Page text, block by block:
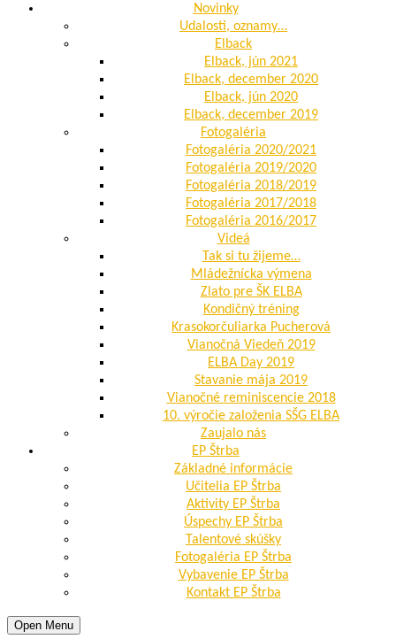
Novinky
Udalosti, oznamy…
Elback
Elback, jún 2021
Elback, december 2020
Elback, jún 2020
Elback, december 2019
Fotogaléria
Fotogaléria 2020/2021
Fotogaléria 2019/2020
Fotogaléria 2018/2019
Fotogaléria 2017/2018
Fotogaléria 2016/2017
Videá
Tak si tu žijeme…
Mládežnícka výmena
Zlato pre ŠK ELBA
Kondičný tréning
Krasokorčuliarka Pucherová
Vianočná Viedeň 2019
ELBA Day 2019
Stavanie mája 2019
Vianočné reminiscencie 2018
10. výročie založenia SŠG ELBA
Zaujalo nás
EP Štrba
Základné informácie
Učitelia EP Štrba
Aktivity EP Štrba
Úspechy EP Štrba
Talentové skúšky
Fotogaléria EP Štrba
Vybavenie EP Štrba
Kontakt EP Štrba
Open Menu